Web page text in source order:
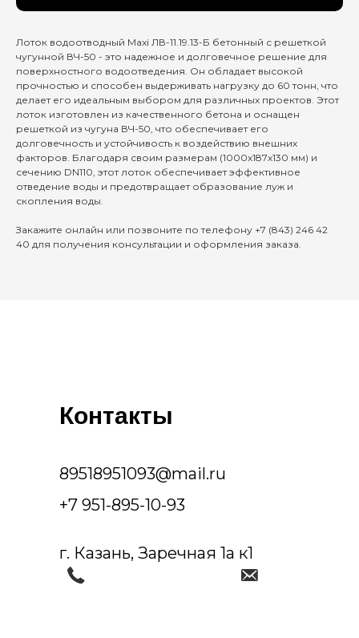
Лоток водоотводный Maxi ЛВ-11.19.13-Б бетонный с решеткой
чугунной ВЧ-50 - это надежное и долговечное решение для
поверхностного водоотведения. Он обладает высокой
прочностью и способен выдерживать нагрузку до 60 тонн, что
делает его идеальным выбором для различных проектов. Этот
лоток изготовлен из качественного бетона и оснащен
решеткой из чугуна ВЧ-50, что обеспечивает его
долговечность и устойчивость к воздействию внешних
факторов. Благодаря своим размерам (1000х187х130 мм) и
сечению DN110, этот лоток обеспечивает эффективное
отведение воды и предотвращает образование луж и
скопления воды.
Закажите онлайн или позвоните по телефону +7 (843) 246 42
40 для получения консультации и оформления заказа.
Контакты
+7 951-895-10-93
89518951093@mail.ru
г. Казань, Заречная 1а к1